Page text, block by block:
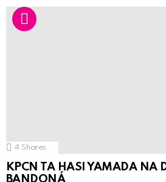
4 Shares
KPCN TA HASI YAMADA NA
BANDONÁ